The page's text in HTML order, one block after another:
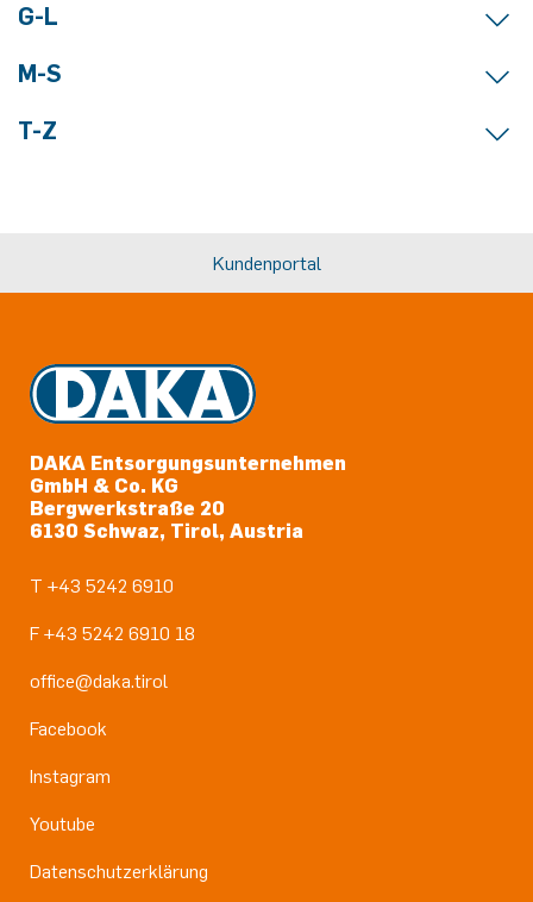
G-L
M-S
T-Z
Kundenportal
DAKA Entsorgungsunternehmen
GmbH & Co. KG
Bergwerkstraße 20
6130 Schwaz, Tirol, Austria
T +43 5242 6910
F +43 5242 6910 18
office@daka.tirol
Facebook
Instagram
Youtube
Datenschutzerklärung